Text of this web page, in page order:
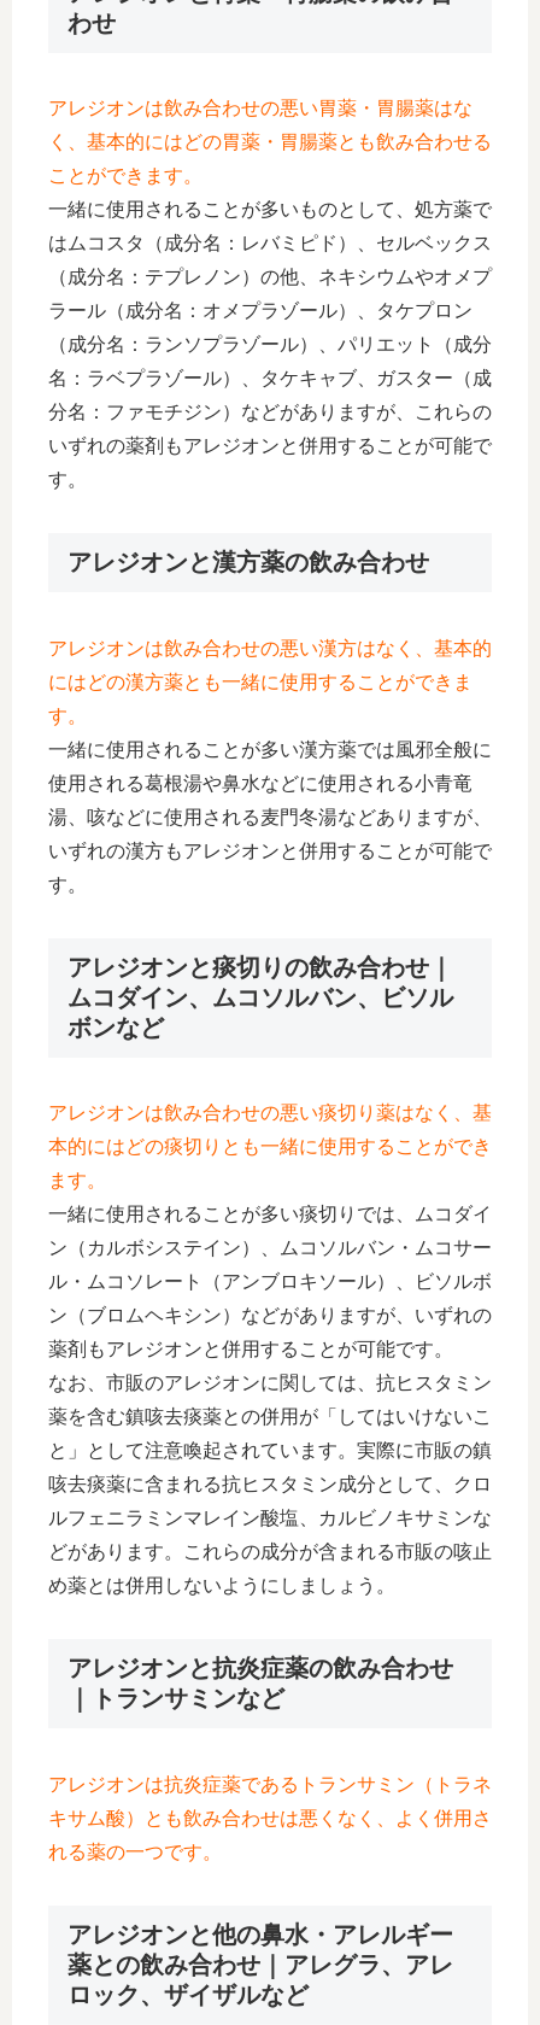
わせ
アレジオンは飲み合わせの悪い胃薬・胃腸薬はな
く、基本的にはどの胃薬・胃腸薬とも飲み合わせる
ことができます。
一緒に使用されることが多いものとして、処方薬で
はムコスタ（成分名：レバミピド）、セルベックス
（成分名：テプレノン）の他、ネキシウムやオメプ
ラール（成分名：オメプラゾール）、タケプロン
（成分名：ランソプラゾール）、パリエット（成分
名：ラベプラゾール）、タケキャブ、ガスター（成
分名：ファモチジン）などがありますが、これらの
いずれの薬剤もアレジオンと併用することが可能で
す。
アレジオンと漢方薬の飲み合わせ
アレジオンは飲み合わせの悪い漢方はなく、基本的
にはどの漢方薬とも一緒に使用することができま
す。
一緒に使用されることが多い漢方薬では風邪全般に
使用される葛根湯や鼻水などに使用される小青竜
湯、咳などに使用される麦門冬湯などありますが、
いずれの漢方もアレジオンと併用することが可能で
す。
アレジオンと痰切りの飲み合わせ｜
ムコダイン、ムコソルバン、ビソル
ボンなど
アレジオンは飲み合わせの悪い痰切り薬はなく、基
本的にはどの痰切りとも一緒に使用することができ
ます。
一緒に使用されることが多い痰切りでは、ムコダイ
ン（カルボシステイン）、ムコソルバン・ムコサー
ル・ムコソレート（アンブロキソール）、ビソルボ
ン（ブロムヘキシン）などがありますが、いずれの
薬剤もアレジオンと併用することが可能です。
なお、市販のアレジオンに関しては、抗ヒスタミン
薬を含む鎮咳去痰薬との併用が「してはいけないこ
と」として注意喚起されています。実際に市販の鎮
咳去痰薬に含まれる抗ヒスタミン成分として、クロ
ルフェニラミンマレイン酸塩、カルビノキサミンな
どがあります。これらの成分が含まれる市販の咳止
め薬とは併用しないようにしましょう。
アレジオンと抗炎症薬の飲み合わせ
｜トランサミンなど
アレジオンは抗炎症薬であるトランサミン（トラネ
キサム酸）とも飲み合わせは悪くなく、よく併用さ
れる薬の一つです。
アレジオンと他の鼻水・アレルギー
薬との飲み合わせ｜アレグラ、アレ
ロック、ザイザルなど